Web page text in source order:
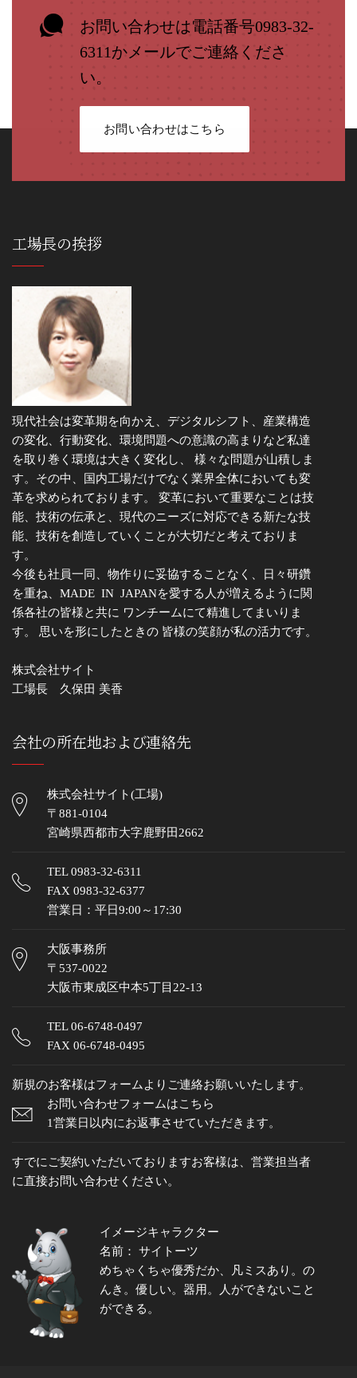
お問い合わせは電話番号0983-32-
6311かメールでご連絡くださ
い。
お問い合わせはこちら
工場長の挨拶
現代社会は変革期を向かえ、デジタルシフト、産業構造
の変化、行動変化、環境問題への意識の高まりなど私達
を取り巻く環境は大きく変化し、 様々な問題が山積しま
す。その中、国内工場だけでなく業界全体においても変
革を求められております。 変革において重要なことは技
能、技術の伝承と、現代のニーズに対応できる新たな技
能、技術を創造していくことが大切だと考えておりま
す。
今後も社員一同、物作りに妥協することなく、日々研鑽
を重ね、MADE IN JAPANを愛する人が増えるように関
係各社の皆様と共に ワンチームにて精進してまいりま
す。 思いを形にしたときの 皆様の笑顔が私の活力です。
株式会社サイト
工場長 久保田 美香
会社の所在地および連絡先
株式会社サイト(工場)
〒881-0104
宮崎県西都市大字鹿野田2662
TEL0983-32-6311
FAX 0983-32-6377
営業日：平日9:00～17:30
大阪事務所
〒537-0022
大阪市東成区中本5丁目22-13
TEL06-6748-0497
FAX 06-6748-0495
新規のお客様はフォームよりご連絡お願いいたします。
お問い合わせフォームはこちら
1営業日以内にお返事させていただきます。
すでにご契約いただいておりますお客様は、営業担当者
に直接お問い合わせください。
イメージキャラクター
名前： サイトーツ
めちゃくちゃ優秀だか、凡ミスあり。の
んき。優しい。器用。人ができないこと
ができる。